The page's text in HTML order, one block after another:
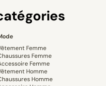
Femme
Femme
Femme
Homme
Homme